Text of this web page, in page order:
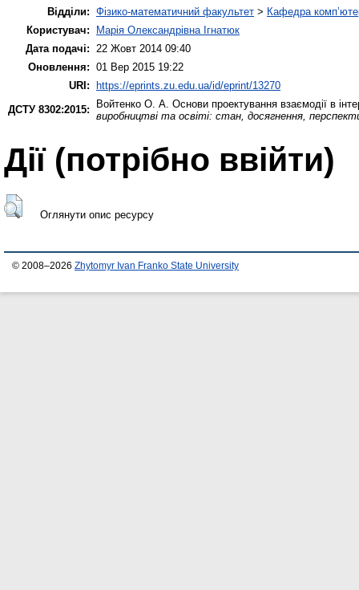
Відділи: Фізико-математичний факультет > Кафедра
Користувач:
Марія Олександрівна Ігнатюк
Дата подачі:
22 Жовт 2014 09:40
Оновлення: 01 Вер 2015 19:22
URI: https://eprints.zu.edu.ua/id/eprint/13270
ДСТУ 8302:2015:
Войтенко О. А. Основи проектування взаємодії в
виробництві та освіті: стан, досягнення,
Дії ​​(потрібно ввійти)
Оглянути опис ресурсу
© 2008–2026 Zhytomyr Ivan Franko State University